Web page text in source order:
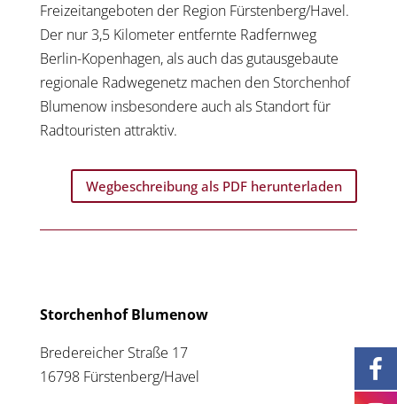
Freizeitangeboten der Region Fürstenberg/Havel.
Der nur 3,5 Kilometer entfernte Radfernweg
Berlin-Kopenhagen, als auch das gutausgebaute
regionale Radwegenetz machen den Storchenhof
Blumenow insbesondere auch als Standort für
Radtouristen attraktiv.
Wegbeschreibung als PDF herunterladen
Storchenhof Blumenow
Bredereicher Straße 17
16798 Fürstenberg/Havel